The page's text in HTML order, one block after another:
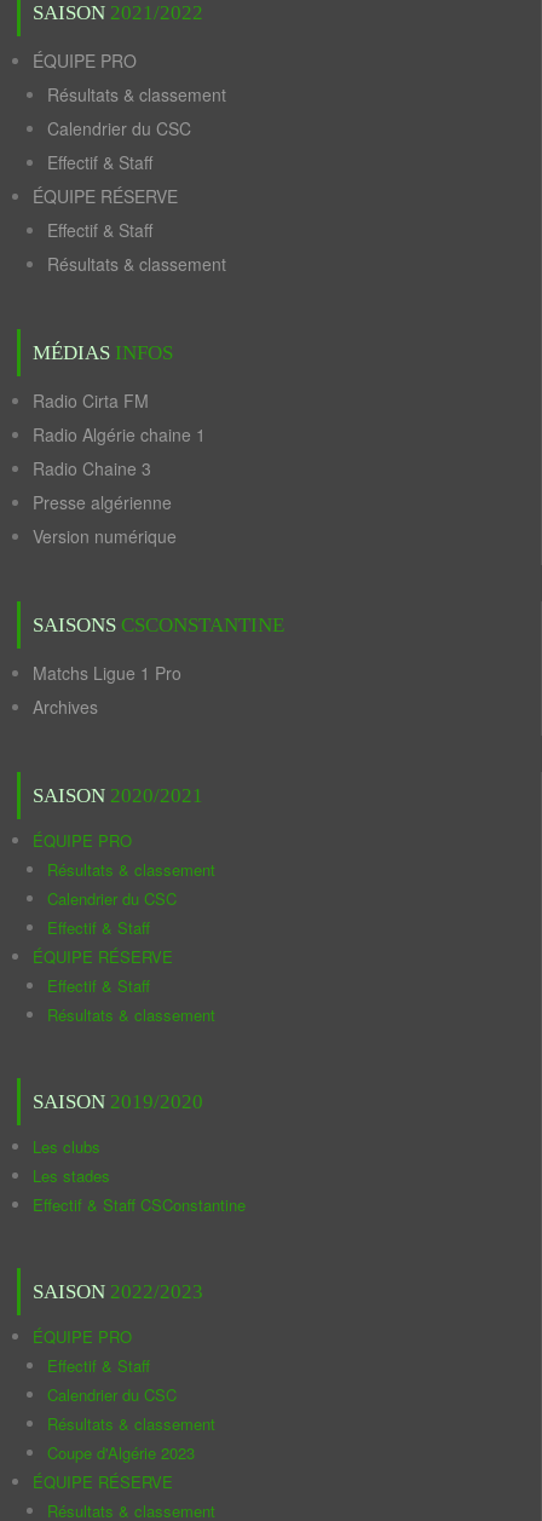
SAISON 2021/2022
ÉQUIPE PRO
Résultats & classement
Calendrier du CSC
Effectif & Staff
ÉQUIPE RÉSERVE
Effectif & Staff
Résultats & classement
MÉDIAS INFOS
Radio Cirta FM
Radio Algérie chaine 1
Radio Chaine 3
Presse algérienne
Version numérique
SAISONS CSCONSTANTINE
Matchs Ligue 1 Pro
Archives
SAISON 2020/2021
ÉQUIPE PRO
Résultats & classement
Calendrier du CSC
Effectif & Staff
ÉQUIPE RÉSERVE
Effectif & Staff
Résultats & classement
SAISON 2019/2020
Les clubs
Les stades
Effectif & Staff CSConstantine
SAISON 2022/2023
ÉQUIPE PRO
Effectif & Staff
Calendrier du CSC
Résultats & classement
Coupe d'Algérie 2023
ÉQUIPE RÉSERVE
Résultats & classement